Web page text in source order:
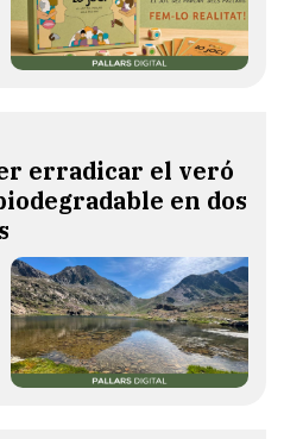
erradicar el veró
en dos